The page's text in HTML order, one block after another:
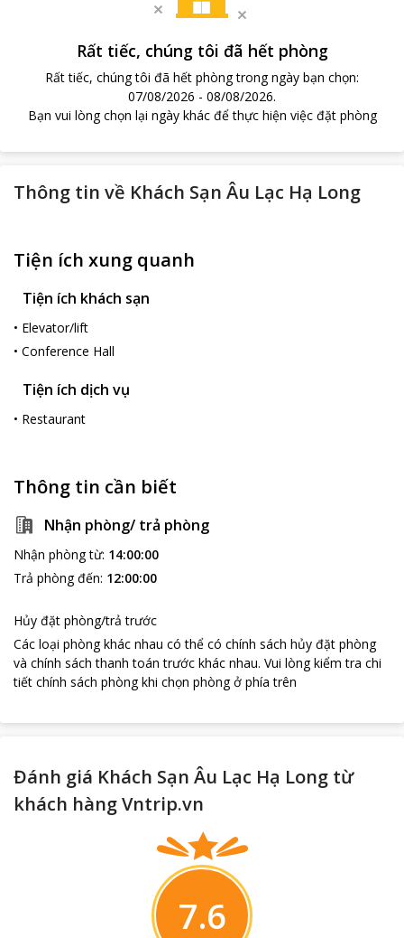
Rất tiếc, chúng tôi đã hết phòng
Rất tiếc, chúng tôi đã hết phòng trong ngày bạn chọn:
07/08/2026 - 08/08/2026.
Bạn vui lòng chọn lại ngày khác để thực hiện việc đặt phòng
Thông tin về Khách Sạn Âu Lạc Hạ Long
Tiện ích xung quanh
Tiện ích khách sạn
• Elevator/lift
• Conference Hall
Tiện ích dịch vụ
• Restaurant
Thông tin cần biết
Nhận phòng/ trả phòng
Nhận phòng từ: 14:00:00
Trả phòng đến: 12:00:00
Hủy đặt phòng/trả trước
Các loại phòng khác nhau có thể có chính sách hủy đặt phòng
và chính sách thanh toán trước khác nhau. Vui lòng kiểm tra chi
tiết chính sách phòng khi chọn phòng ở phía trên
Đánh giá Khách Sạn Âu Lạc Hạ Long từ
khách hàng Vntrip.vn
7.6